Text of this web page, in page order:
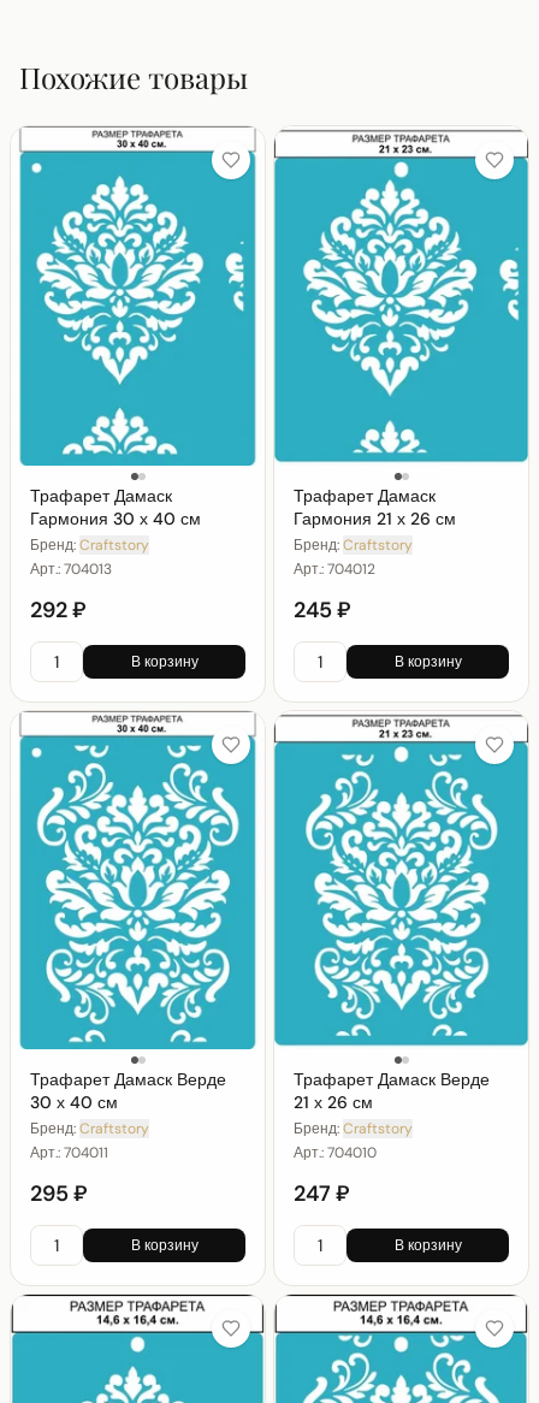
Похожие товары
Трафарет Дамаск
Гармония 30 х 40 см
Бренд:Craftstory
Арт.:704013
292 ₽
В корзину
Трафарет Дамаск
Гармония 21 х 26 см
Бренд:Craftstory
Арт.:704012
245 ₽
В корзину
Трафарет Дамаск Верде
30 х 40 см
Бренд:Craftstory
Арт.:704011
295 ₽
В корзину
Трафарет Дамаск Верде
21 х 26 см
Бренд:Craftstory
Арт.:704010
247 ₽
В корзину